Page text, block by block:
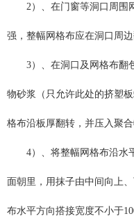
2）、在门窗等洞口周围
强，整幅网格布应在洞口周
3）、在洞口及网格布翻
物砂浆（只允许此处的挤塑
格布沿板厚翻转，并压入聚
4）、将整幅网格布沿水
面朝里，用抹子由中间向上
布水平方向搭接宽度不小于